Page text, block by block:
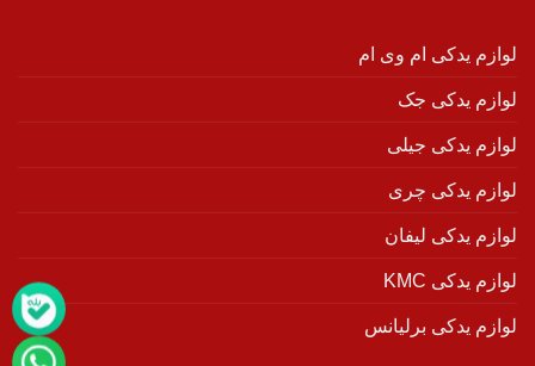
لوازم یدکی ام وی ام
لوازم یدکی جک
لوازم یدکی جیلی
لوازم یدکی چری
لوازم یدکی لیفان
لوازم یدکی KMC
لوازم یدکی برلیانس